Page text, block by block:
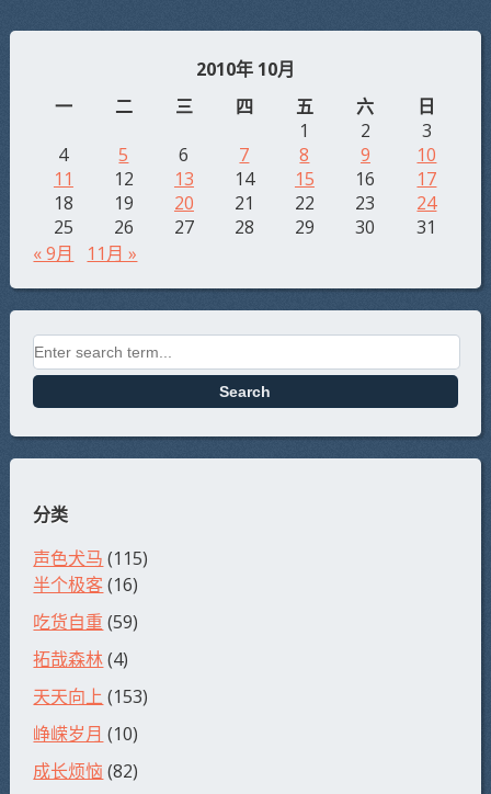
2010年 10月
一
二 三 四 五 六
日
1
2
3
4
5 6 7 8 9
10
11
12 13 14 15 16
17
18
19 20 21 22 23
24
25
26 27 28 29 30
31
« 9月
11月 »
Search for:
分类
声色犬马 (115)
半个极客(16)
吃货自重 (59)
拓哉森林(4)
天天向上 (153)
峥嵘岁月 (10)
成长烦恼 (82)